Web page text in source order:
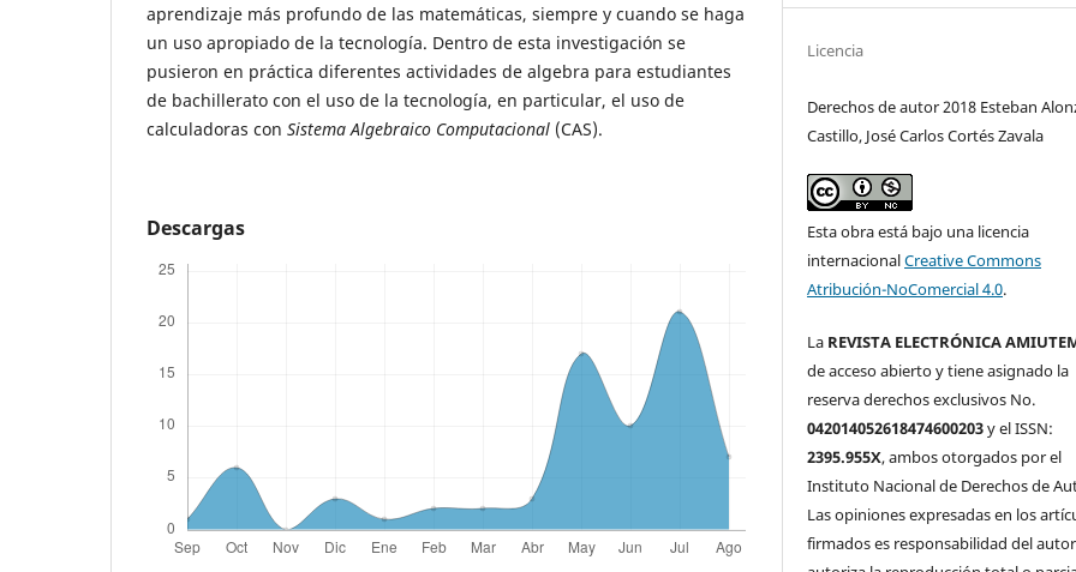
aprendizaje más profundo de las matemáticas, siempre y cuando se haga
un uso apropiado de la tecnología. Dentro de esta investigación se
pusieron en práctica diferentes actividades de algebra para estudiantes
de bachillerato con el uso de la tecnología, en particular, el uso de
calculadoras con Sistema Algebraico Computacional (CAS).
Descargas
Licencia
Derechos de autor 2018 Esteban
Castillo, José Carlos Cortés Zavala
Esta obra está bajo una licencia
internacionalCreative Commons
Atribución-NoComercial 4.0.
La REVISTA ELECTRÓNICA
de acceso abierto y tiene asignado la
reserva derechos exclusivos No.
042014052618474600203y el ISSN:
2395.955X, ambos otorgados por el
Instituto Nacional de Derechos de
Las opiniones expresadas en los
firmados es responsabilidad del